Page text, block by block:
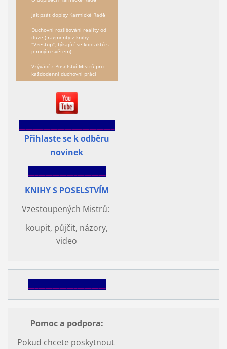
Jak psát dopisy Karmické Radě
Duchovní rozlišování reality od
iluze (fragmenty z knihy
"Vzestup", týkající se kontaktů s
jemným světem)
Vzývání z Poselství Mistrů pro
každodenní duchovní práci
Přihlaste se k odběru
novinek
KNIHY S POSELSTVÍM
Vzestoupených Mistrů:
koupit, půjčit, názory,
video
Pomoc a podpora:
Pokud chcete poskytnout